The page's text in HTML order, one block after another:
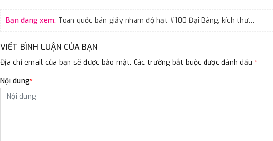
Bạn đang xem: Toàn quốc bán giấy nhám độ hạt #100 Đại Bàng, kích thước 9''x11''
VIẾT BÌNH LUẬN CỦA BẠN
Địa chỉ email của bạn sẽ được bảo mật. Các trường bắt buộc được đánh dấu*
Nội dung*